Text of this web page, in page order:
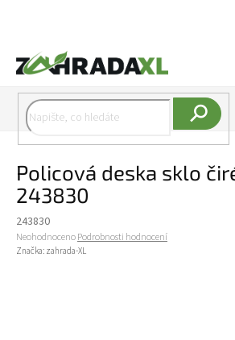
Policová deska sklo
243830
243830
Průměrné hodnocení produktu je 0,0 z 5
NeohodnocenoPodrobnosti hodnocení
Značka: zahrada-XL